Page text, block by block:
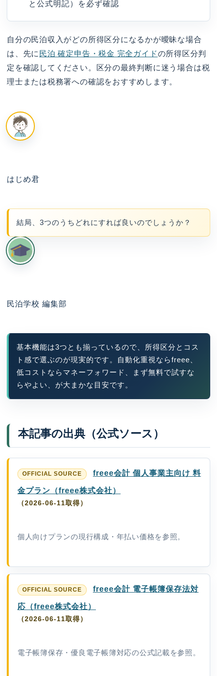
と公式明記）を必ず確認
自分の民泊収入がどの所得区分になるかが曖昧な場合
は、先に 民泊 確定申告・税金 完全ガイドの所得区分判
定を確認してください。区分の最終判断に迷う場合は税
理士または税務署への確認をおすすめします。
はじめ君
結局、3つのうちどれにすれば良いのでしょうか？
民泊学校 編集部
基本機能は3つとも揃っているので、所得区分とコス
ト感で選ぶのが現実的です。自動化重視ならfreee、
低コストならマネーフォワード、まず無料で試すな
らやよい、が大まかな目安です。
本記事の出典（公式ソース）
freee会計 個人事業主向け 料
金プラン（freee株式会社）
（2026-06-11取得）
個人向けプランの現行構成・年払い価格を参照。
freee会計 電子帳簿保存法対
応（freee株式会社）
（2026-06-11取得）
電子帳簿保存・優良電子帳簿対応の公式記載を参照。